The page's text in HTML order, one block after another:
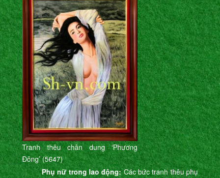
Tranh thêu chân dung ‘Phương
Đông’ (5647)
Phụ nữ trong lao động:Các bức tranh thêu phụ